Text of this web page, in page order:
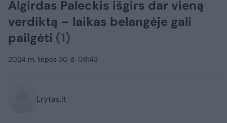
Algirdas Paleckis išgirs dar vieną
verdiktą – laikas belangėje gali
pailgėti (1)
2024 m. liepos 30 d. 08:43
Lrytas.lt